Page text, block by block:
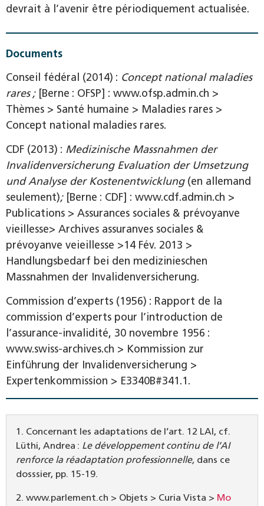
devrait à l’avenir être périodiquement actualisée.
Documents
Conseil fédéral (2014) : Concept national maladies
rares ;[Berne : OFSP] : www.ofsp.admin.ch >
Thèmes > Santé humaine > Maladies rares >
Concept national maladies rares.
CDF (2013) : Medizinische Massnahmen der
Invalidenversicherung Evaluation der Umsetzung
und Analyse der Kostenentwicklung (en allemand
seulement);[Berne : CDF] : www.cdf.admin.ch >
Publications > Assurances sociales & prévoyanve
vieillesse> Archives assuranves sociales &
prévoyanve veieillesse >14 Fév. 2013 >
Handlungsbedarf bei den medizinieschen
Massnahmen der Invalidenversicherung.
Commission d’experts (1956) : Rapport de la
commission d’experts pour l’introduction de
l’assurance-invalidité, 30 novembre 1956 :
www.swiss-archives.ch > Kommission zur
Einführung der Invalidenversicherung >
Expertenkommission > E3340B#341.1.
1. Concernant les adaptations de l’art. 12 LAI, cf.
Lüthi, Andrea : Le ­développement continu de l’AI
renforce la réadaptation professionnelle, dans ce
dosssier, pp. 15-19.
2. www.parlement.ch > Objets > Curia Vista > Mo